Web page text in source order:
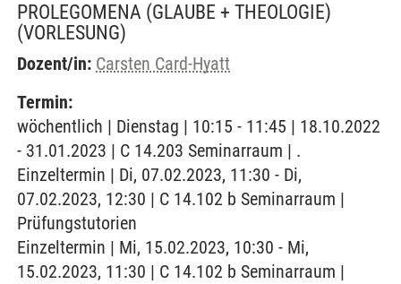
PROLEGOMENA (GLAUBE + THEOLOGIE)
(VORLESUNG)
Dozent/in: Carsten Card-Hyatt
Termin:
wöchentlich | Dienstag | 10:15 - 11:45 | 18.10.2022
- 31.01.2023 | C 14.203 Seminarraum | .
Einzeltermin | Di, 07.02.2023, 11:30 - Di,
07.02.2023, 12:30 | C 14.102 b Seminarraum |
Prüfungstutorien
Einzeltermin | Mi, 15.02.2023, 10:30 - Mi,
15.02.2023, 11:30 | C 14.102 b Seminarraum |